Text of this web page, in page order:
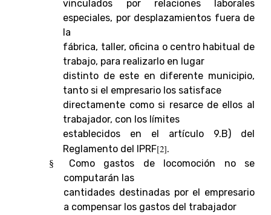
vinculados por relaciones laborales
especiales, por desplazamientos fuera de
la
fábrica, taller, oficina o centro habitual de
trabajo, para realizarlo en lugar
distinto de este en diferente municipio,
tanto si el empresario los satisface
directamente como si resarce de ellos al
trabajador, con los límites
establecidos en el artículo 9.B) del
Reglamento del IPRF[2].
§
Como gastos de locomoción no se
computarán las
cantidades destinadas por el empresario
a compensar los gastos del trabajador